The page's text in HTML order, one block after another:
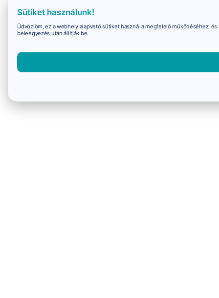
Sütiket használunk!
Üdvözlöm, ez a webhely alapvető sütiket használ a megfelelő működéséhez,
beleegyezés után állítják be.